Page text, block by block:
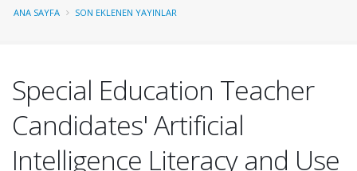
ANA SAYFA SON EKLENEN YAYINLAR
Special Education Teacher
Candidates' Artificial
Intelligence Literacy and Use